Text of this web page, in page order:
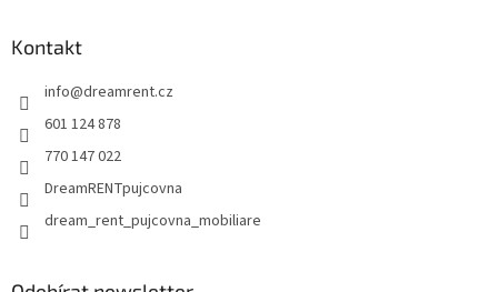
Kontakt
info@dreamrent.cz
601 124 878
770 147 022
DreamRENTpujcovna
dream_rent_pujcovna_mobiliare